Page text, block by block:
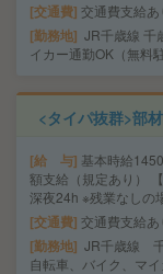
交通費 交通費支給あ
勤務地 JR千歳線 千
イカー通勤OK（無料
<タイパ抜群>部
給 与 基本時給
額支給（規定あり）
深夜24h ※残業なしの
交通費 交通費支給あ
勤務地 JR千歳線 千
自転車、バイク、マ